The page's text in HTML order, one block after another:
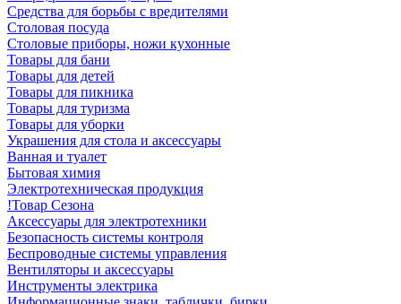
Средства для борьбы с вредителями
Столовая посуда
Столовые приборы, ножи кухонные
Товары для бани
Товары для детей
Товары для пикника
Товары для туризма
Товары для уборки
Украшения для стола и аксессуары
Ванная и туалет
Бытовая химия
Электротехническая продукция
!Товар Сезона
Аксессуары для электротехники
Безопасность системы контроля
Беспроводные системы управления
Вентиляторы и аксессуары
Инструменты электрика